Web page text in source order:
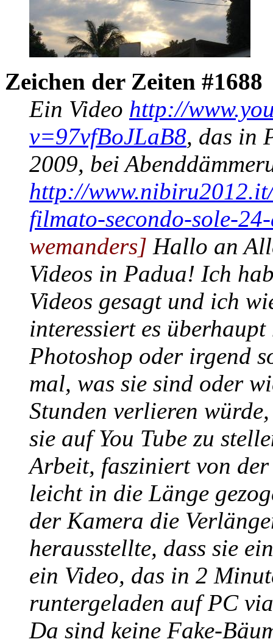
Zeichen der Zeiten #1688
Ein Video http://
v=97vfBoJLaB8, das in
2009, bei
http://
filmato-secondo-sole-
wemanders] Hallo an
Videos in Padua! Ich
Videos gesagt und ich
interessiert es
Photoshop oder irgend
mal, was sie sind oder
Stunden verlieren
sie auf You Tube zu
Arbeit, fasziniert von
leicht in die Länge
der Kamera die
herausstellte, dass sie
ein Video, das in 2
runtergeladen auf PC
Da sind keine Fake-